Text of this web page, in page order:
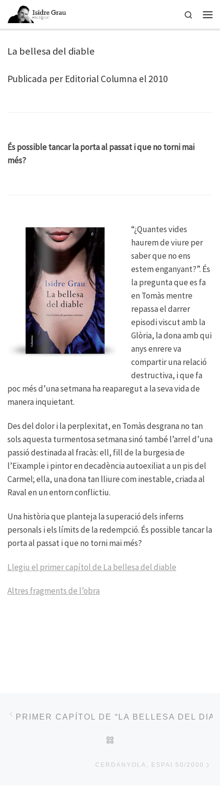
Skip to content
Search
La bellesa del diable
Publicada per Editorial Columna el 2010
És possible tancar la porta al passat i que no torni mai
més?
“¿Quantes vides
haurem de viure per
saber que no ens
estem enganyant?”. És
la pregunta que es fa
en Tomàs mentre
repassa el darrer
episodi viscut amb la
Glòria, la dona amb qui
anys enrere va
compartir una relació
destructiva, i que fa
poc més d’una setmana ha reaparegut a la seva vida de
manera inquietant.
Des del dolor i la perplexitat, en Tomàs desgrana no tan
sols aquesta turmentosa setmana sinó també l’arrel d’una
passió destinada al fracàs: ell, fill de la burgesia de
l’Eixample i pintor en decadència autoexiliat a un pis del
Carmel; ella, una dona tan lliure com inestable, criada al
Raval en un entorn conflictiu.
Una història que planteja la superació dels inferns
personals i els límits de la redempció. És possible tancar la
porta al passat i que no torni mai més?
Llegiu el primer capítol de La bellesa del diable
Altres fragments de l’obra
PRIMER CAPÍTOL DE “LA BELLESA DEL
CERDANYOLA, ESPAI 50/2000